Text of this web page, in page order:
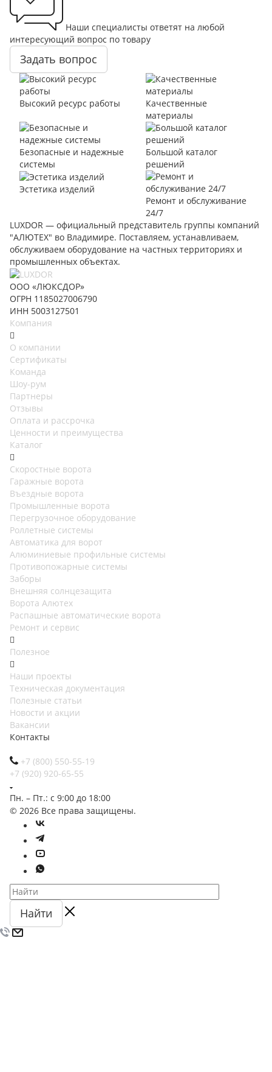
Наши специалисты ответят на любой
интересующий вопрос по товару
Задать вопрос
Высокий ресурс работы
Качественные
материалы
Безопасные и надежные
системы
Большой каталог
решений
Эстетика изделий
Ремонт и обслуживание
24/7
LUXDOR — официальный представитель группы компаний
"АЛЮТЕХ" во Владимире. Поставляем, устанавливаем,
обслуживаем оборудование на частных территориях и
промышленных объектах.
ООО «ЛЮКСДОР»
ОГРН 1185027006790
ИНН 5003127501
Компания
О компании
Сертификаты
Команда
Шоу-рум
Партнеры
Отзывы
Оплата и рассрочка
Ценности и преимущества
Каталог
Скоростные ворота
Гаражные ворота
Въездные ворота
Промышленные ворота
Перегрузочное оборудование
Роллетные системы
Автоматика для ворот
Алюминиевые профильные системы
Противопожарные системы
Заборы
Внешняя солнцезащита
Ворота Алютех
Распашные автоматические ворота
Ремонт и сервис
Полезное
Наши проекты
Техническая документация
Полезные статьи
Новости и акции
Вакансии
Контакты
+7 (800) 550-55-19
+7 (920) 920-65-55
Пн. – Пт.: с 9:00 до 18:00
© 2026 Все права защищены.
Найти